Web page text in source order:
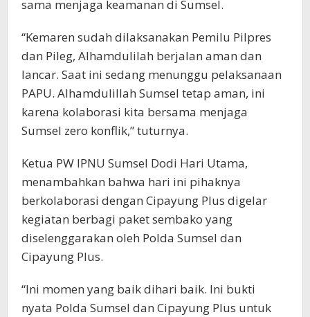
sama menjaga keamanan di Sumsel.
“Kemaren sudah dilaksanakan Pemilu Pilpres
dan Pileg, Alhamdulilah berjalan aman dan
lancar. Saat ini sedang menunggu pelaksanaan
PAPU. Alhamdulillah Sumsel tetap aman, ini
karena kolaborasi kita bersama menjaga
Sumsel zero konflik,” tuturnya.
Ketua PW IPNU Sumsel Dodi Hari Utama,
menambahkan bahwa hari ini pihaknya
berkolaborasi dengan Cipayung Plus digelar
kegiatan berbagi paket sembako yang
diselenggarakan oleh Polda Sumsel dan
Cipayung Plus.
“Ini momen yang baik dihari baik. Ini bukti
nyata Polda Sumsel dan Cipayung Plus untuk